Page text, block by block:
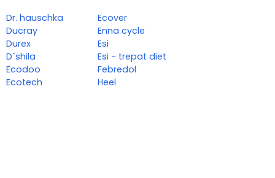
Dr. hauschka
Ducray
Durex
D´shila
Ecodoo
Ecotech
Ecover
Enna cycle
Esi
Esi - trepat diet
Febredol
Heel